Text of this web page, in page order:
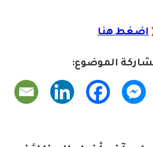
اضغط هنا
الموضوع: